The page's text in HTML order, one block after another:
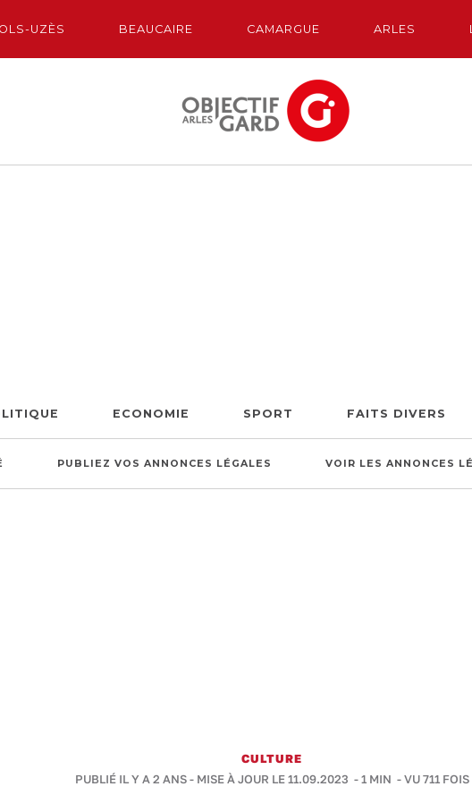
UZÈS BEAUCAIRE CAMARGUE ARLES
ECONOMIE SPORT FAITS DIVERS
PUBLIEZ VOS ANNONCES LÉGALES VOIR LES ANNONCES
CULTURE
PUBLIÉ IL Y A 2 ANS - MISE À JOUR LE 11.09.2023 -1 MIN - VU 711 FOIS